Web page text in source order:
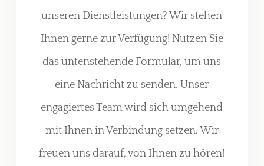
unseren Dienstleistungen? Wir stehen
Ihnen gerne zur Verfügung! Nutzen Sie
das untenstehende Formular, um uns
eine Nachricht zu senden. Unser
engagiertes Team wird sich umgehend
mit Ihnen in Verbindung setzen. Wir
freuen uns darauf, von Ihnen zu hören!